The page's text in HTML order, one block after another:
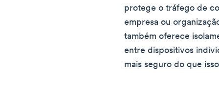
protege o tráfego de
empresa ou
também oferece
entre dispositivos
mais seguro do que